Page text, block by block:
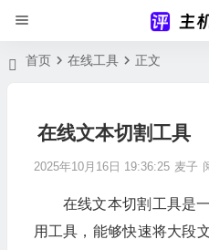
首页 在线工具 正文
在线文本切割工具
2025年10月16日 19:36:25 麦子
在线文本切割工具是
用工具，能够快速将大段